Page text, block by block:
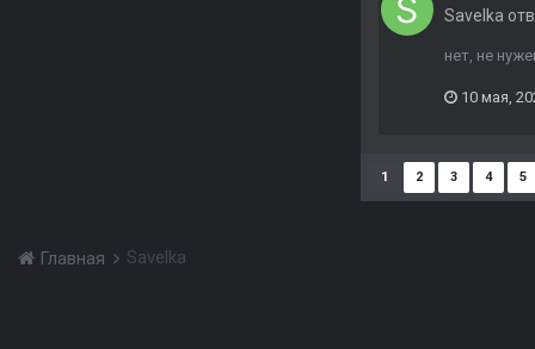
Savelka
нет, не
10 мая,
1 2 3 4 5
Главная Savelka